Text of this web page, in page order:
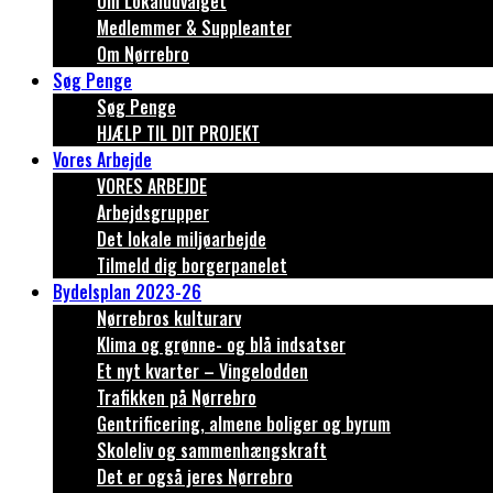
Medlemmer & Suppleanter
Om Nørrebro
Søg Penge
Søg Penge
HJÆLP TIL DIT PROJEKT
Vores Arbejde
VORES ARBEJDE
Arbejdsgrupper
Det lokale miljøarbejde
Tilmeld dig borgerpanelet
Bydelsplan 2023-26
Nørrebros kulturarv
Klima og grønne- og blå indsatser
Et nyt kvarter – Vingelodden
Trafikken på Nørrebro
Gentrificering, almene boliger og byrum
Skoleliv og sammenhængskraft
Det er også jeres Nørrebro